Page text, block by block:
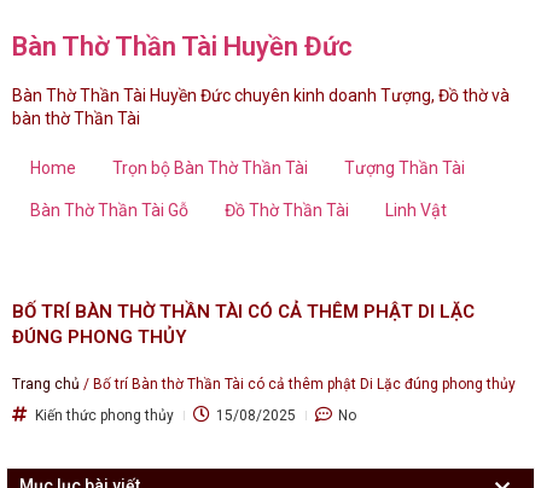
Bàn Thờ Thần Tài Huyền Đức
Bàn Thờ Thần Tài Huyền Đức chuyên kinh doanh Tượng, Đồ thờ và
bàn thờ Thần Tài
Home Trọn bộ Bàn Thờ Thần Tài Tượng Thần Tài
Bàn Thờ Thần Tài Gỗ Đồ Thờ Thần Tài Linh Vật
BỐ TRÍ BÀN THỜ THẦN TÀI CÓ CẢ THÊM PHẬT DI LẶC
ĐÚNG PHONG THỦY
Trang chủ / Bố trí Bàn thờ Thần Tài có cả thêm phật Di Lặc đúng phong thủy
Kiến thức phong thủy
15/08/2025 No